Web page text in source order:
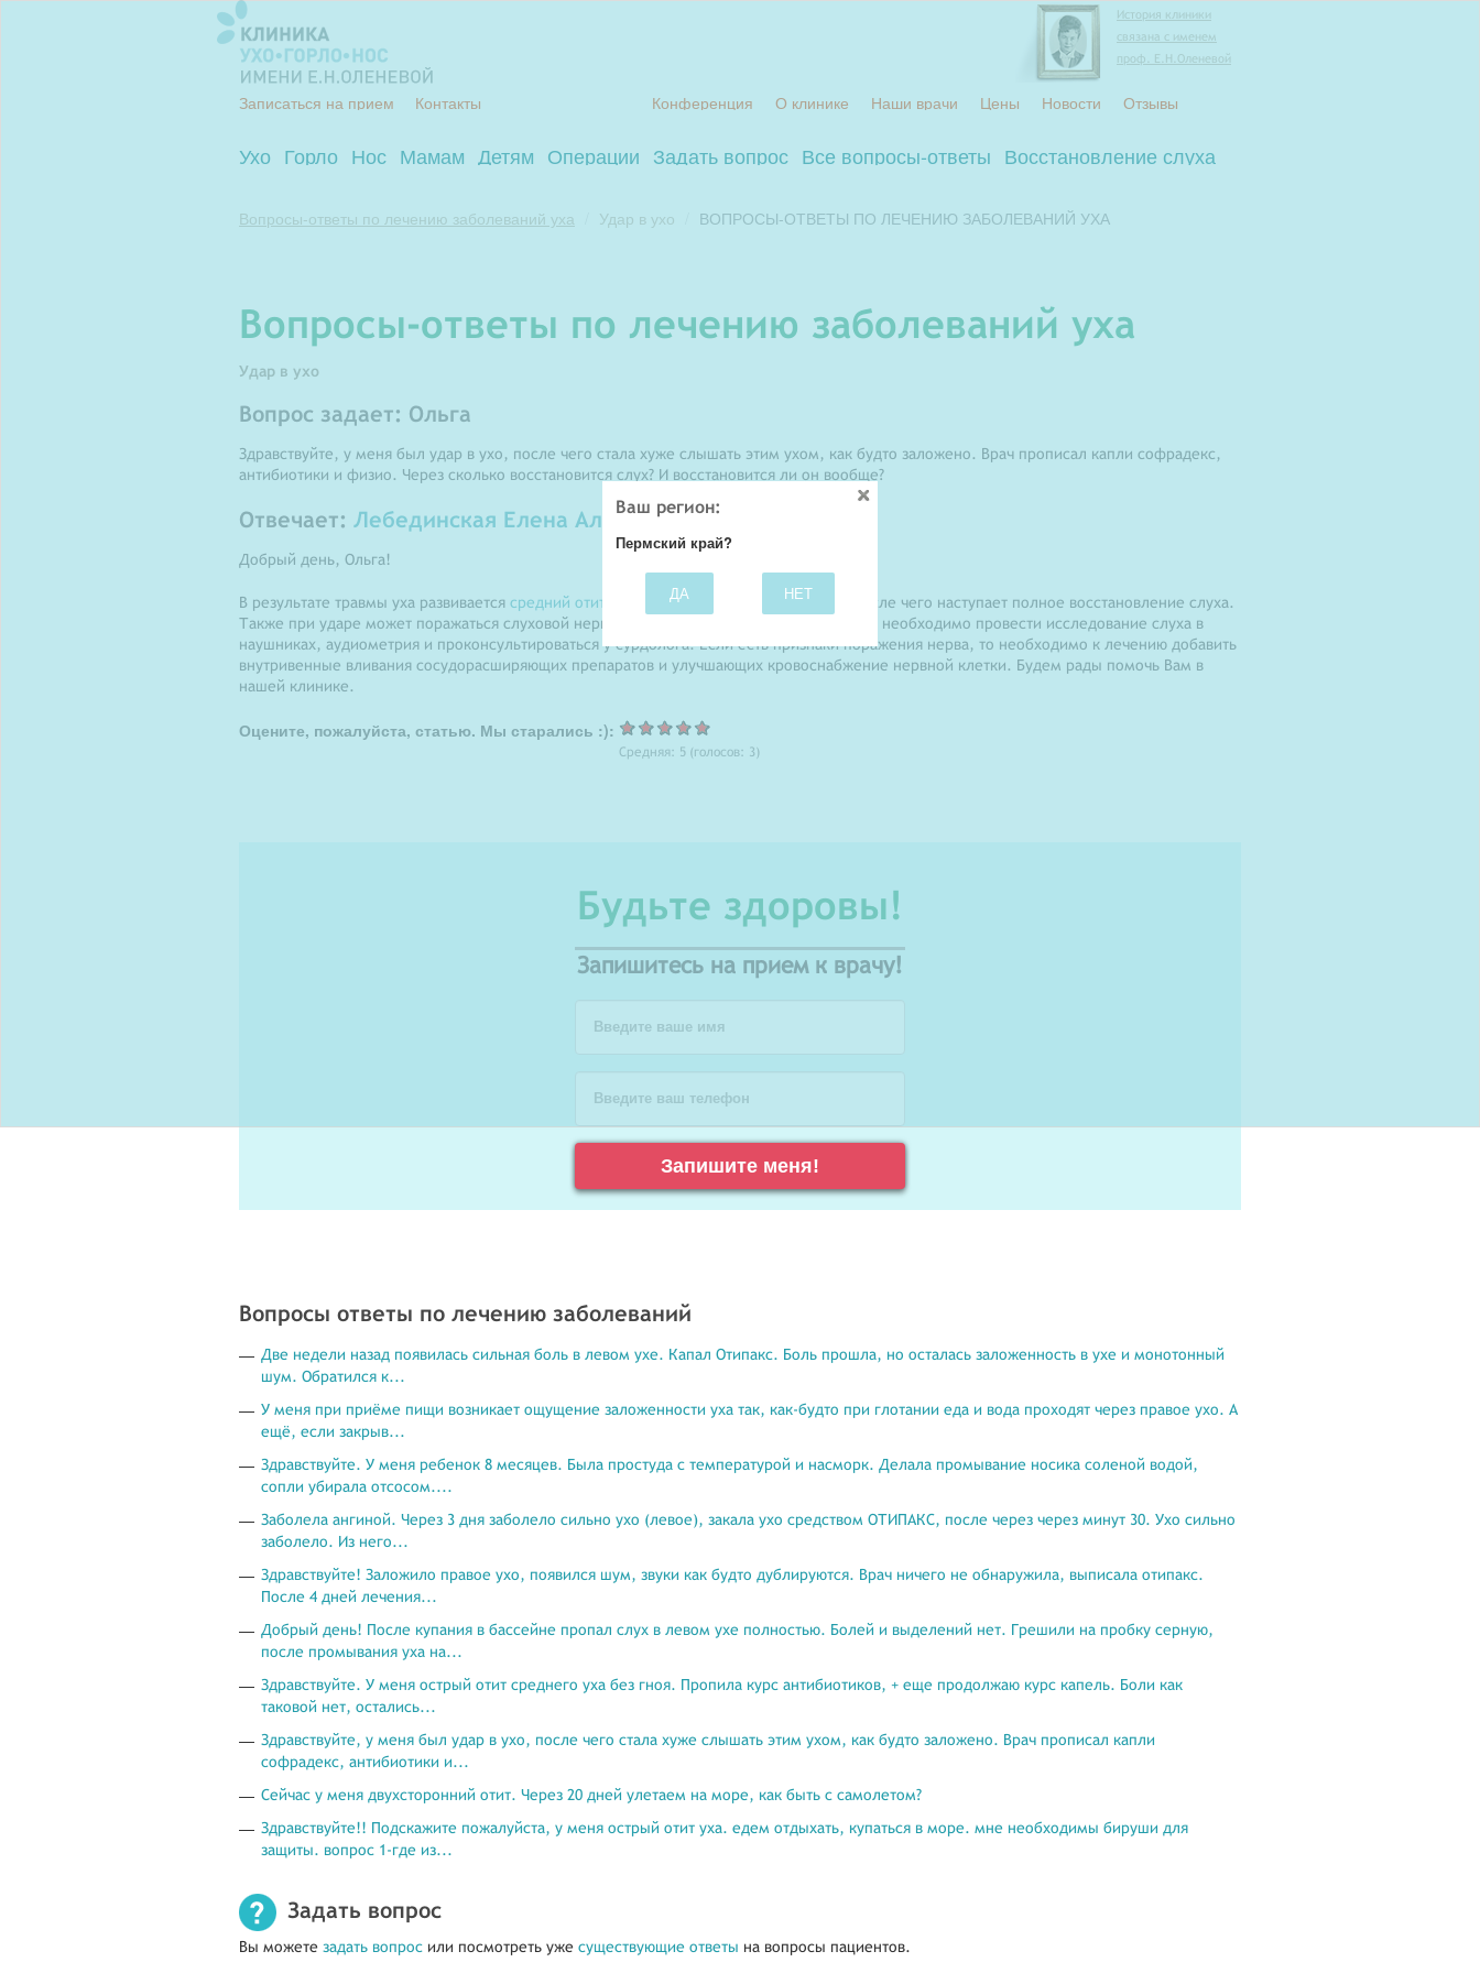
История клиники
связана с именем
проф. Е.Н.Оленевой
Записаться на прием Контакты Конференция О клинике Наши врачи Цены Новости Отзывы
Ухо Горло Нос Мамам Детям Операции Задать вопрос Все вопросы-ответы Восстановление слуха
Вопросы-ответы по лечению заболеваний уха Удар в ухо ВОПРОСЫ-ОТВЕТЫ ПО ЛЕЧЕНИЮ ЗАБОЛЕВАНИЙ УХА
вопросы-ответы по лечению заболеваний уха
Удар в ухо
Вопрос задает: Ольга
Здравствуйте, у меня был удар в ухо, после чего стала хуже слышать этим ухом, как будто заложено. Врач прописал капли софрадекс,
антибиотики и физио. Через сколько восстановится слух? И восстановится ли он вообще?
Отвечает: Лебединская Елена Александровна
Добрый день, Ольга!
В результате травмы уха развивается средний отит
. Он может протекать 2-3 недели, после чего наступает полное восстановление слуха.
Также при ударе может поражаться слуховой нерв, для исключения его поражения Вам необходимо провести исследование слуха в
наушниках, аудиометрия и проконсультироваться у сурдолога. Если есть признаки поражения нерва, то необходимо к лечению добавить
внутривенные вливания сосудорасширяющих препаратов и улучшающих кровоснабжение нервной клетки. Будем рады помочь Вам в
нашей клинике.
Оцените, пожалуйста, статью. Мы старались :):
Средняя: 5 (голосов: 3)
Будьте здоровы!
Запишитесь на прием к врачу!
Введите ваше имя
Введите ваш телефон
Запишите меня!
Вопросы ответы по лечению заболеваний
Две недели назад появилась сильная боль в левом ухе. Капал Отипакс. Боль прошла, но осталась заложенность в ухе и монотонный
шум. Обратился к...
У меня при приёме пищи возникает ощущение заложенности уха так, как-будто при глотании еда и вода проходят через правое ухо. А
ещё, если закрыв...
Здравствуйте. У меня ребенок 8 месяцев. Была простуда с температурой и насморк. Делала промывание носика соленой водой,
сопли убирала отсосом....
Заболела ангиной. Через 3 дня заболело сильно ухо (левое), закала ухо средством ОТИПАКС, после через через минут 30. Ухо сильно
заболело. Из него...
Здравствуйте! Заложило правое ухо, появился шум, звуки как будто дублируются. Врач ничего не обнаружила, выписала отипакс.
После 4 дней лечения...
Добрый день! После купания в бассейне пропал слух в левом ухе полностью. Болей и выделений нет. Грешили на пробку серную,
после промывания уха на...
Здравствуйте. У меня острый отит среднего уха без гноя. Пропила курс антибиотиков, + еще продолжаю курс капель. Боли как
таковой нет, остались...
Здравствуйте, у меня был удар в ухо, после чего стала хуже слышать этим ухом, как будто заложено. Врач прописал капли
софрадекс, антибиотики и...
Сейчас у меня двухсторонний отит. Через 20 дней улетаем на море, как быть с самолетом?
Здравствуйте!! Подскажите пожалуйста, у меня острый отит уха. едем отдыхать, купаться в море. мне необходимы бируши для
защиты. вопрос 1-где из...
Задать вопрос
Вы можете задать вопрос или посмотреть уже существующие ответы на вопросы пациентов.
Ваш регион:
Пермский край?
ДА НЕТ